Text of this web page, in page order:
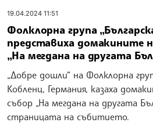
19.04.2024 11:51
Фолклорна група
представиха домакините
„На мегдана на другата
„Добре дошли“ на Фолклорна
Кобленц, Германия, казаха
събор „На мегдана на другата
страницата на събитието.